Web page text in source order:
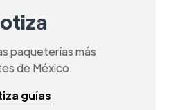
paqueterías más
de México.
guías